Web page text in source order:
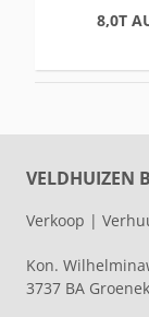
8,0T
VELDHUIZEN
Verkoop |
Kon.
3737 BA